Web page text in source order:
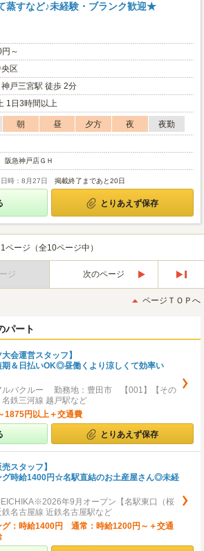
蒸すなど♪未経験・ブランク歓迎★
～
区
戸三宮駅 徒歩 2分
1日3時間以上
朝 昼 夕方 夜
夜勤
急神戸店ＧＨ
時：8月27日 掲載終了まであと20日
とりあえず保存
1ページ（全10ページ中）
ジ
次のページ
後
ページＴＯＰへ
パート
大会運営スタッフ】
期＆日払いOK◎昼働くより涼しくて効率い
ルバクルー 勤務地：豊田市 【001】【その
鉄三河線 越戸駅など
1875円以上＋交通費
とりあえず保存
売スタッフ】
グ時給1400円☆名駅直結のお土産屋さん◎未経
年9月オープン【名駅東口（桜
名古屋線 近鉄名古屋駅など
グ：時給1400円 通常：時給1200円～＋交通